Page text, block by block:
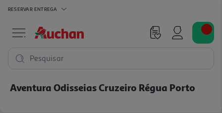
RESERVAR ENTREGA
Pesquisar
Aventura Odisseias Cruzeiro Régua Porto